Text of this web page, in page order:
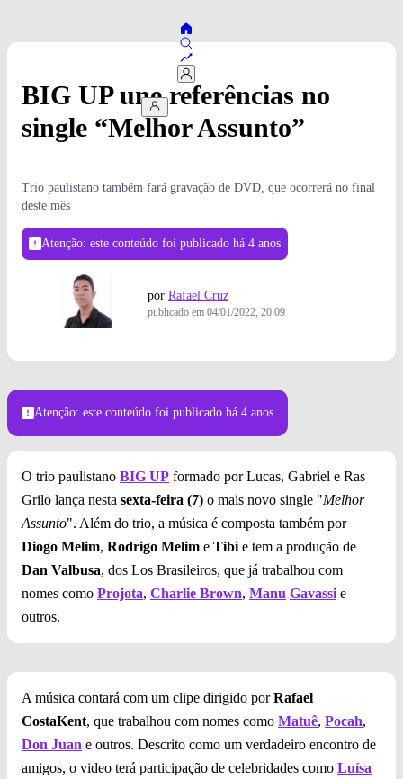
BIG UP une referências no
single “Melhor Assunto”
Trio paulistano também fará gravação de DVD, que ocorrerá no final
deste mês
Atenção: este conteúdo foi publicado há 4 anos
por Rafael Cruz
publicado em 04/01/2022, 20:09
Foto: Jef Delgado/Universal Music Group
Atenção: este conteúdo foi publicado há 4 anos
O trio paulistano BIG UP formado por Lucas, Gabriel e Ras
Grilo lança nesta sexta-feira (7) o mais novo single "Melhor
Assunto". Além do trio, a música é composta também por
Diogo Melim, Rodrigo Melim e Tibi e tem a produção de
Dan Valbusa, dos Los Brasileiros, que já trabalhou com
nomes como Projota, Charlie Brown, Manu Gavassi e
outros.
A música contará com um clipe dirigido porRafael
CostaKent, que trabalhou com nomes como Matuê, Pocah,
Don Juan e outros. Descrito como um verdadeiro encontro de
amigos, o video terá participação de celebridades como Luísa